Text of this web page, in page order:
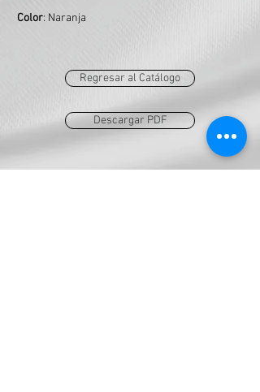
Color: Naranja
Descargar PDF
Regresar al Catálogo